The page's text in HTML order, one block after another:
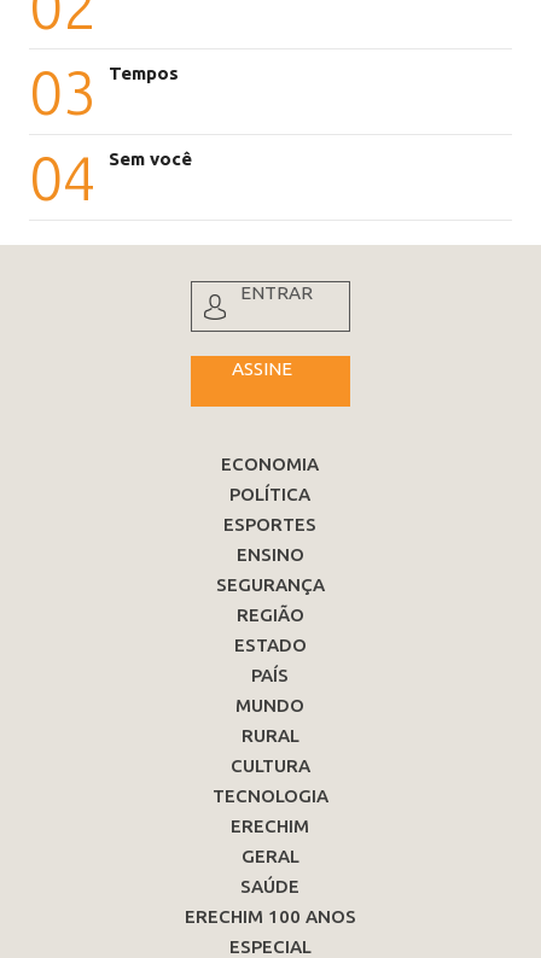
03
Tempos
04 Sem você
ENTRAR
ASSINE
ECONOMIA
POLÍTICA
ESPORTES
ENSINO
SEGURANÇA
REGIÃO
ESTADO
PAÍS
MUNDO
RURAL
CULTURA
TECNOLOGIA
ERECHIM
GERAL
SAÚDE
ERECHIM 100 ANOS
ESPECIAL